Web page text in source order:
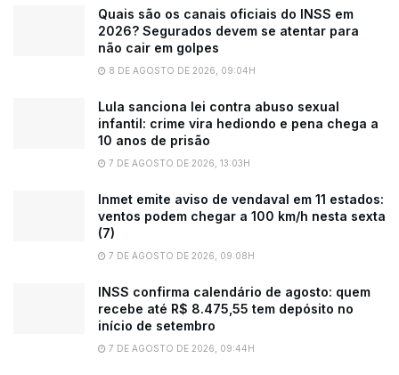
Quais são os canais oficiais do INSS em
2026? Segurados devem se atentar para
não cair em golpes
8 DE AGOSTO DE 2026, 09:04H
Lula sanciona lei contra abuso sexual
infantil: crime vira hediondo e pena chega a
10 anos de prisão
7 DE AGOSTO DE 2026, 13:03H
Inmet emite aviso de vendaval em 11 estados:
ventos podem chegar a 100 km/h nesta sexta
(7)
7 DE AGOSTO DE 2026, 09:08H
INSS confirma calendário de agosto: quem
recebe até R$ 8.475,55 tem depósito no
início de setembro
7 DE AGOSTO DE 2026, 09:44H